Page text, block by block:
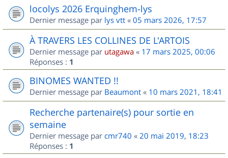
locolys 2026 Erquinghem-lys
Dernier message par lys vtt « 05 mars 2026, 17:57
À TRAVERS LES COLLINES DE L'ARTOIS
Dernier message par utagawa « 17 mars 2025, 00:06
Réponses : 1
BINOMES WANTED !!
Dernier message par Beaumont « 10 mars 2021, 18:41
Recherche partenaire(s) pour sortie en
semaine
Dernier message par cmr740 « 20 mai 2019, 18:23
Réponses : 1